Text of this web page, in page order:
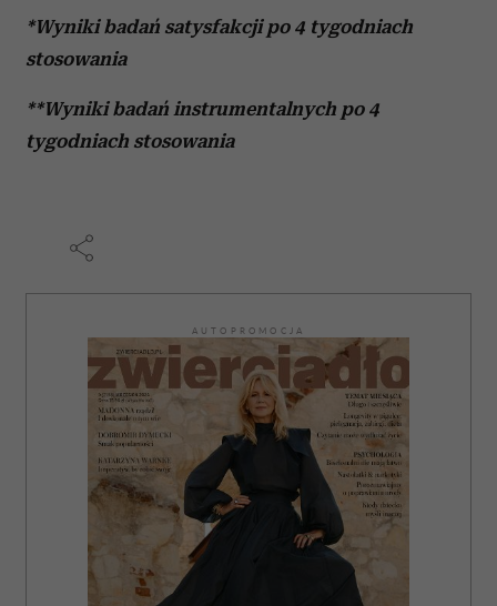
*Wyniki badań satysfakcji po 4 tygodniach
stosowania
**Wyniki badań instrumentalnych po 4
tygodniach stosowania
AUTOPROMOCJA